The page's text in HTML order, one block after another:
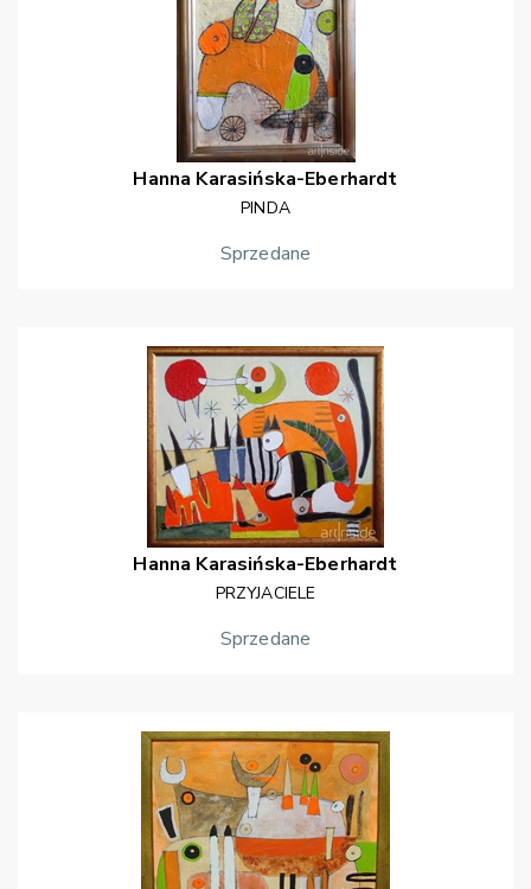
Hanna Karasińska-Eberhardt
PINDA
Sprzedane
Hanna Karasińska-Eberhardt
PRZYJACIELE
Sprzedane